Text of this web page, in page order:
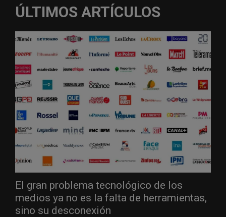
ÚLTIMOS ARTÍCULOS
El gran problema tecnológico de los
medios ya no es la falta de herramientas,
sino su desconexión